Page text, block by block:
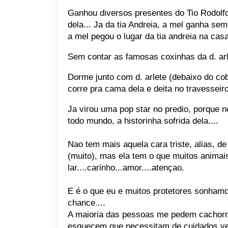
Ganhou diversos presentes do Tio
dela... Ja da tia Andreia, a mel ganha
a mel pegou o lugar da tia andreia na
Sem contar as famosas coxinhas da d.
Dorme junto com d. arlete (debaixo do
corre pra cama dela e deita no
Ja virou uma pop star no predio, porque
todo mundo, a historinha sofrida dela....
Nao tem mais aquela cara triste, alias,
(muito), mas ela tem o que muitos
lar....carinho...amor....atençao.
E é o que eu e muitos protetores
chance....
A maioria das pessoas me pedem